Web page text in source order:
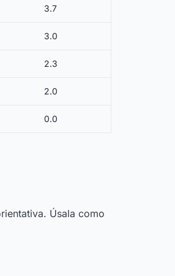
3.7
3.0
2.3
2.0
0.0
Úsala como